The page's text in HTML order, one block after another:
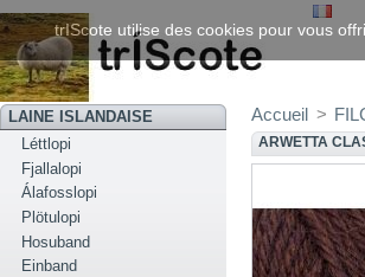
LAINE ISLANDAISE
Léttlopi
Fjallalopi
Álafosslopi
Plötulopi
Hosuband
Einband
Accueil >
ARWETTA
trIScote utilise des cookies pour vous